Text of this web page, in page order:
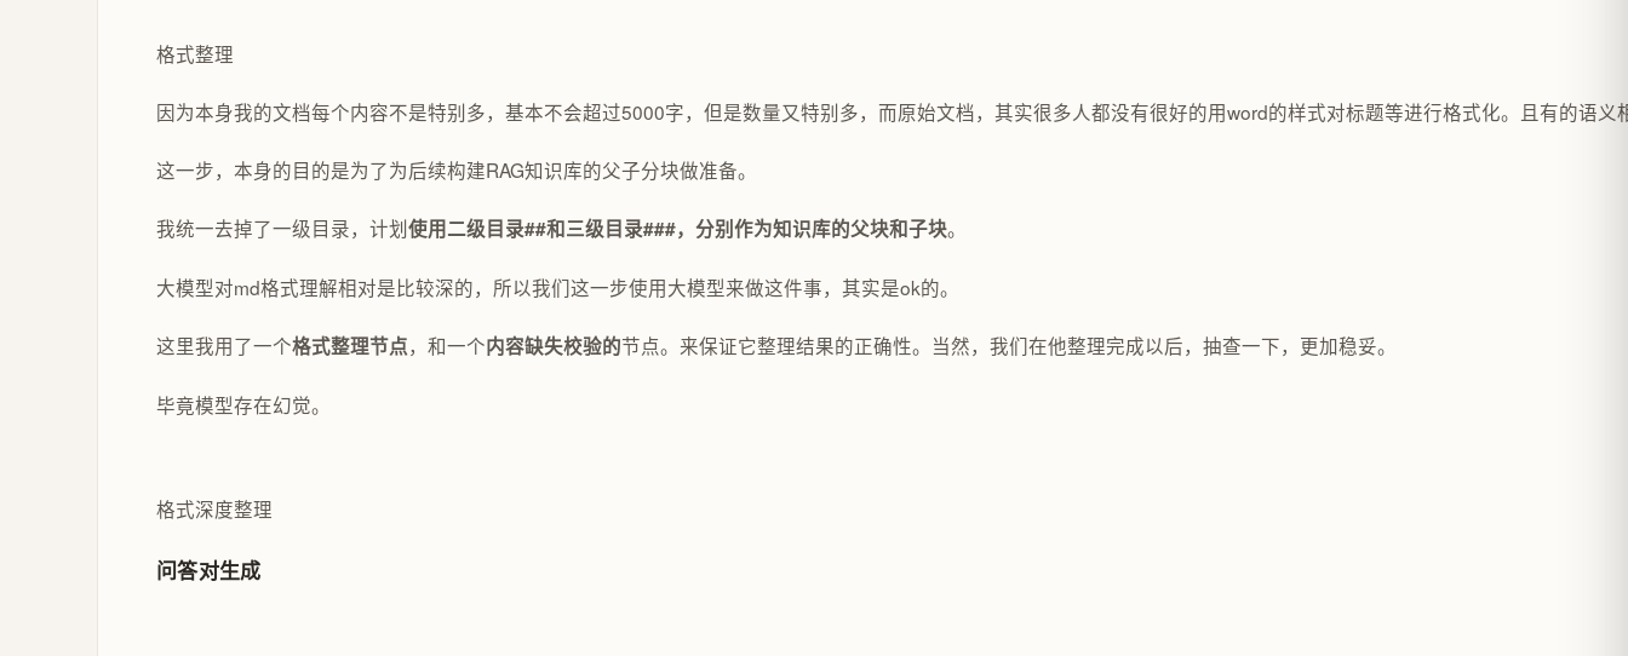
格式整理
因为本身我的文档每个内容不是特别多，基本不会超过5000字，但是数量又特别多，而原始文档，其实很多人都没有很好的用word的样式对标题等进行格式化。且有的语
这一步，本身的目的是为了为后续构建RAG知识库的父子分块做准备。
我统一去掉了一级目录，计划使用二级目录##和三级目录###，分别作为知识库的父块和子块。
大模型对md格式理解相对是比较深的，所以我们这一步使用大模型来做这件事，其实是ok的。
这里我用了一个格式整理节点，和一个内容缺失校验的节点。来保证它整理结果的正确性。当然，我们在他整理完成以后，抽查一下，更加稳妥。
毕竟模型存在幻觉。
格式深度整理
问答对生成